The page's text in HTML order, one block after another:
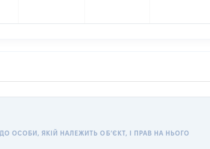
ОСОБИ, ЯКІЙ НАЛЕЖИТЬ ОБ’ЄКТ, І ПРАВ НА НЬОГО